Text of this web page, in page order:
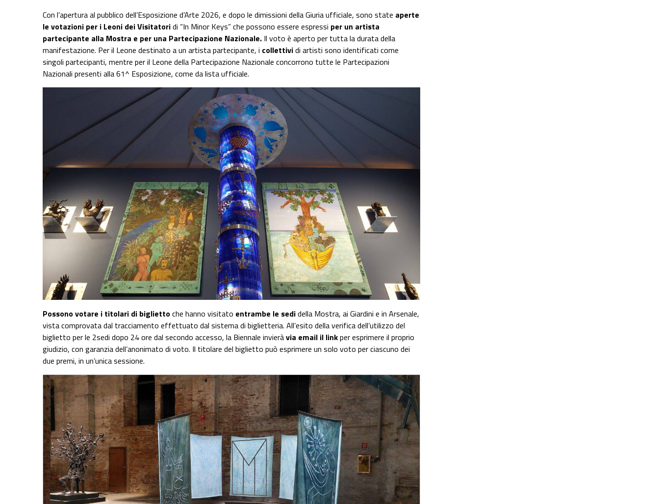
Con l’apertura al pubblico dell’Esposizione d’Arte 2026, e dopo le dimissioni della Giuria ufficiale, sono state aperte
le votazioni per i Leoni dei Visitatoridi “In Minor Keys” che possono essere espressi per un artista
partecipante alla Mostra e per una Partecipazione Nazionale. Il voto è aperto per tutta la durata della
manifestazione. Per il Leone destinato a un artista partecipante, i collettividi artisti sono identificati come
singoli partecipanti, mentre per il Leone della Partecipazione Nazionale concorrono tutte le Partecipazioni
Nazionali presenti alla 61^ Esposizione, come da lista ufficiale.
Possono votare i titolari di bigliettoche hanno visitato entrambe le sedidella Mostra, ai Giardini e in Arsenale,
vista comprovata dal tracciamento effettuato dal sistema di biglietteria. All’esito della verifica dell’utilizzo del
biglietto per le 2sedi dopo 24 ore dal secondo accesso, la Biennale invieràvia email il linkper esprimere il proprio
giudizio, con garanzia dell’anonimato di voto. Il titolare del biglietto può esprimere un solo voto per ciascuno dei
due premi, in un’unica sessione.